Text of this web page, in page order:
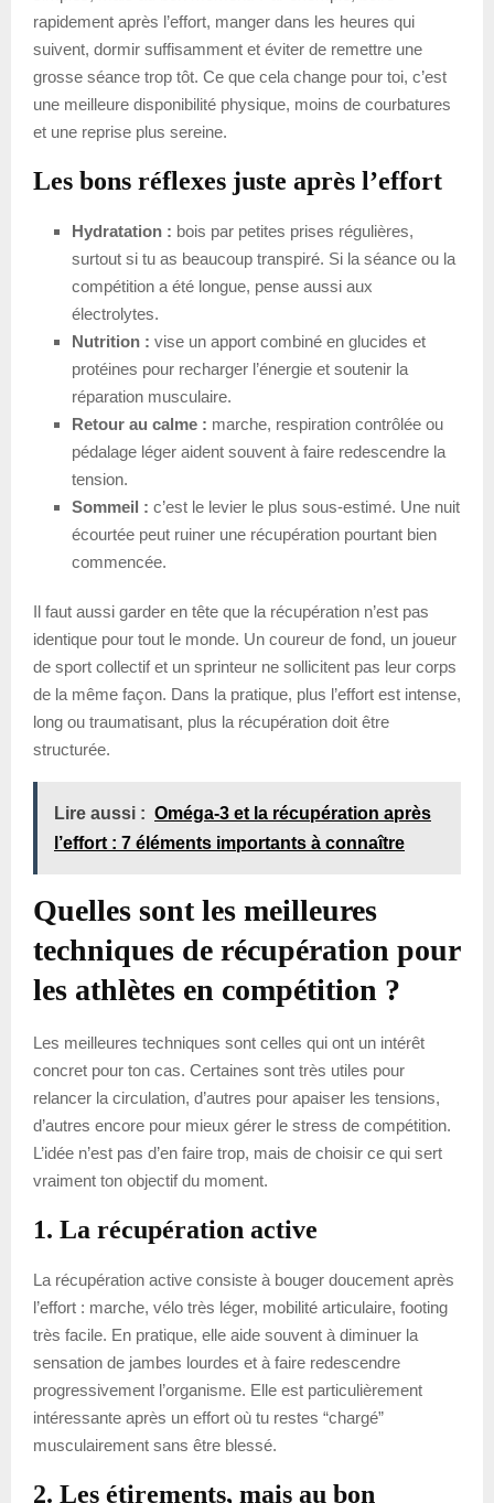
rapidement après l’effort, manger dans les heures qui
suivent, dormir suffisamment et éviter de remettre une
grosse séance trop tôt. Ce que cela change pour toi, c’est
une meilleure disponibilité physique, moins de courbatures
et une reprise plus sereine.
Les bons réflexes juste après l’effort
Hydratation : bois par petites prises régulières,
surtout si tu as beaucoup transpiré. Si la séance ou la
compétition a été longue, pense aussi aux
électrolytes.
Nutrition : vise un apport combiné en glucides et
protéines pour recharger l’énergie et soutenir la
réparation musculaire.
Retour au calme : marche, respiration contrôlée ou
pédalage léger aident souvent à faire redescendre la
tension.
Sommeil : c’est le levier le plus sous-estimé. Une nuit
écourtée peut ruiner une récupération pourtant bien
commencée.
Il faut aussi garder en tête que la récupération n’est pas
identique pour tout le monde. Un coureur de fond, un joueur
de sport collectif et un sprinteur ne sollicitent pas leur corps
de la même façon. Dans la pratique, plus l’effort est intense,
long ou traumatisant, plus la récupération doit être
structurée.
Lire aussi : Oméga-3 et la récupération après
l’effort : 7 éléments importants à connaître
Quelles sont les meilleures
techniques de récupération pour
les athlètes en compétition ?
Les meilleures techniques sont celles qui ont un intérêt
concret pour ton cas. Certaines sont très utiles pour
relancer la circulation, d’autres pour apaiser les tensions,
d’autres encore pour mieux gérer le stress de compétition.
L’idée n’est pas d’en faire trop, mais de choisir ce qui sert
vraiment ton objectif du moment.
1. La récupération active
La récupération active consiste à bouger doucement après
l’effort : marche, vélo très léger, mobilité articulaire, footing
très facile. En pratique, elle aide souvent à diminuer la
sensation de jambes lourdes et à faire redescendre
progressivement l’organisme. Elle est particulièrement
intéressante après un effort où tu restes “chargé”
musculairement sans être blessé.
2. Les étirements, mais au bon